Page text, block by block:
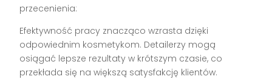
przecenienia:
Efektywność pracy znacząco wzrasta dzięki
odpowiednim kosmetykom. Detailerzy mogą
osiągać lepsze rezultaty w krótszym czasie, co
przekłada się na większą satysfakcję klientów.